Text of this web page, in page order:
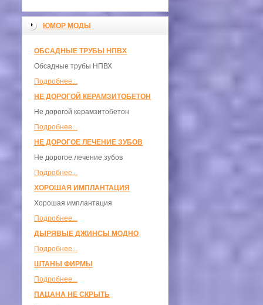
ЮМОР МОДЫ
ОБСАДНЫЕ ТРУБЫ НПВХ
Обсадные трубы НПВХ
Подробнее...
НЕ ДОРОГОЙ КЕРАМЗИТОБЕТОН
Не дорогой керамзитобетон
Подробнее...
НЕ ДОРОГОЕ ЛЕЧЕНИЕ ЗУБОВ
Не дорогое лечение зубов
Подробнее...
ХОРОШАЯ ИМПЛАНТАЦИЯ
Хорошая имплантация
Подробнее...
ДЫРЯВЫЕ ДЖИНСЫ МОДНО
Подробнее...
ШТАНЫ ФИРМЫ
Подробнее...
ПАЦАНА НЕ СКРЫТЬ